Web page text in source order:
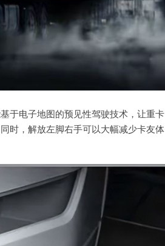
于电子地图的预见性驾驶技术，让重卡
时，解放左脚右手可以大幅减少卡友体